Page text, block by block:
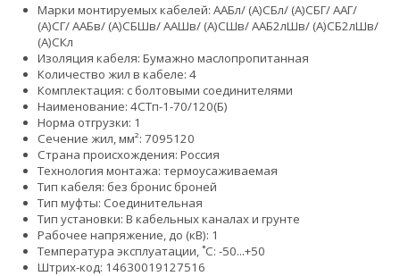
Марки монтируемых кабелей: ААБл/ (А)СБл/ (А)СБГ/ ААГ/
(А)СГ/ ААБв/ (А)СБШв/ ААШв/ (А)СШв/ ААБ2лШв/ (А)СБ2лШв/
(А)СКл
Изоляция кабеля: Бумажно маслопропитанная
Количество жил в кабеле: 4
Комплектация: с болтовыми соединителями
Наименование: 4СТп-1-70/120(Б)
Норма отгрузки: 1
Сечение жил, мм²: 7095120
Страна происхождения: Россия
Технология монтажа: термоусаживаемая
Тип кабеля: без бронис броней
Тип муфты: Соединительная
Тип установки: В кабельных каналах и грунте
Рабочее напряжение, до (кВ): 1
Температура эксплуатации, ˚С: -50...+50
Штрих-код: 14630019127516